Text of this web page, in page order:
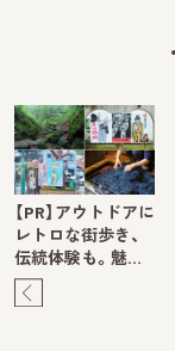
【PR】アウトドアに
レトロな街歩き、
伝統体験も。魅…